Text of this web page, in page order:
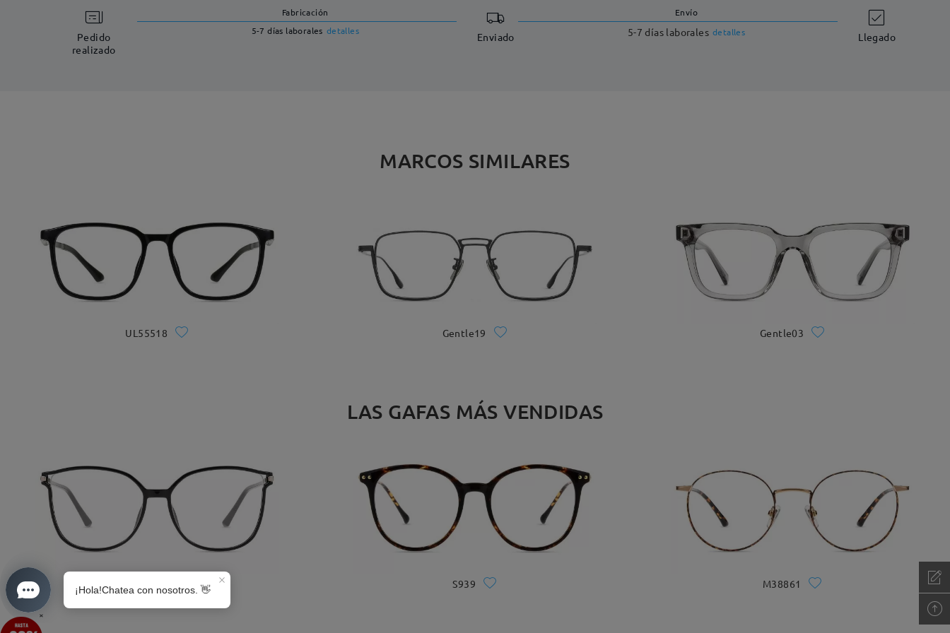
×
Pedido
realizado
Fabricación
5-7 días laborales detalles Enviado
Envío
5-7 días laborales detalles Llegado
MARCOS SIMILARES
UL55518 Gentle19 Gentle03
LAS GAFAS MÁS VENDIDAS
S939 M38861